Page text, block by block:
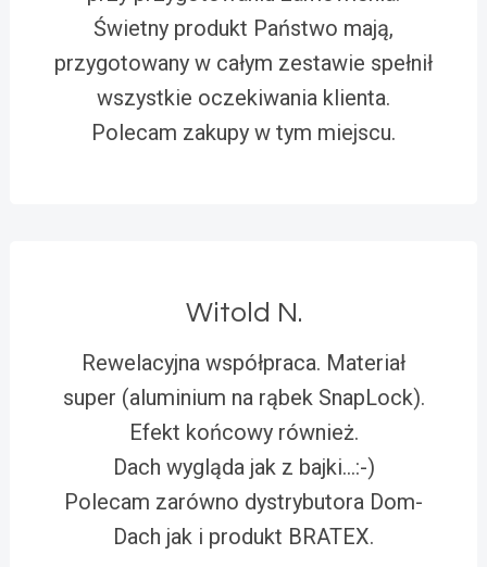
Świetny produkt Państwo mają,
przygotowany w całym zestawie spełnił
wszystkie oczekiwania klienta.
Polecam zakupy w tym miejscu.
Witold N.
Rewelacyjna współpraca. Materiał
super (aluminium na rąbek SnapLock).
Efekt końcowy również.
Dach wygląda jak z bajki…:-)
Polecam zarówno dystrybutora Dom-
Dach jak i produkt BRATEX.